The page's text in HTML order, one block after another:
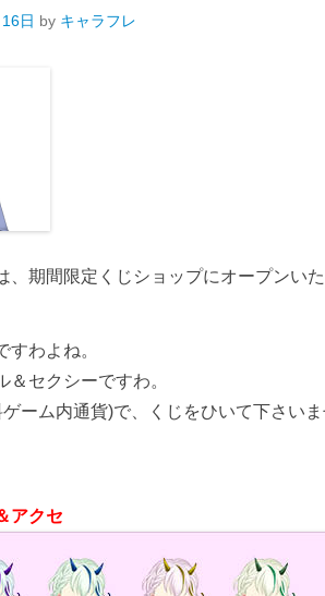
日 by キャラフレ
、期間限定くじショップにオープンいた
すわよね。
セクシーですわ。
ーム内通貨)で、くじをひいて下さいま
クセ